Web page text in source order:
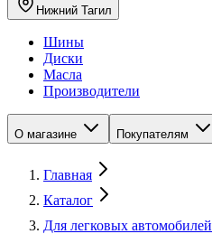
Нижний Тагил
Шины
Диски
Масла
Производители
О магазине Покупателям
Главная
Каталог
Для легковых автомобилей